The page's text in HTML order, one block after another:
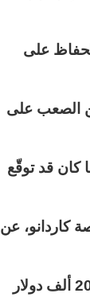
على
من الصعب على
سيصل إلى 350 ألف دولار في 2025، بعدما كان قد توقّع
كاردانو، عن
وفي تقرير آخر، توقّع بنك ستاندرد تشارترد البريطاني أن يصل سعر البيتكوين إلى 200 ألف دولار